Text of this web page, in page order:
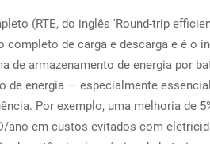
(RTE, do inglês 'Round-trip
completo de carga e descarga e é o
de armazenamento de energia por
de energia — especialmente
Por exemplo, uma melhoria de
ano em custos evitados com